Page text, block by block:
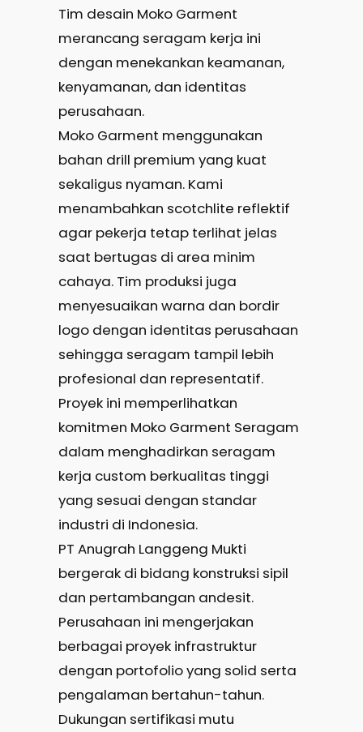
Tim desain Moko Garment
merancang seragam kerja ini
dengan menekankan keamanan,
kenyamanan, dan identitas
perusahaan.
Moko Garment menggunakan
bahan drill premium yang kuat
sekaligus nyaman. Kami
menambahkan scotchlite reflektif
agar pekerja tetap terlihat jelas
saat bertugas di area minim
cahaya. Tim produksi juga
menyesuaikan warna dan bordir
logo dengan identitas perusahaan
sehingga seragam tampil lebih
profesional dan representatif.
Proyek ini memperlihatkan
komitmen Moko Garment Seragam
dalam menghadirkan seragam
kerja custom berkualitas tinggi
yang sesuai dengan standar
industri di Indonesia.
PT Anugrah Langgeng Mukti
bergerak di bidang konstruksi sipil
dan pertambangan andesit.
Perusahaan ini mengerjakan
berbagai proyek infrastruktur
dengan portofolio yang solid serta
pengalaman bertahun-tahun.
Dukungan sertifikasi mutu